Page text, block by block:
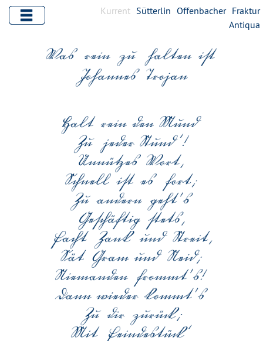
Kurrent Sütterlin Offenbacher Fraktur
Antiqua